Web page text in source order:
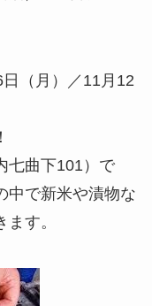
（月）／11月12
七曲下101）で
中で新米や漬物な
す。